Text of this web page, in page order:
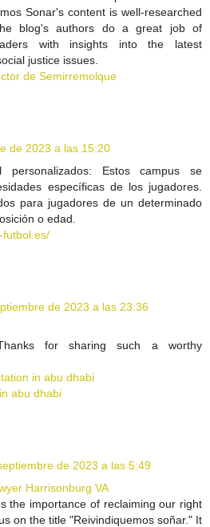
Sonar's content is well-researched
blog's authors do a great job of
with insights into the latest
justice issues.
de Semirremolque
de 2023 a las 15:20
personalizados: Estos campus se
específicas de los jugadores.
para jugadores de un determinado
o edad.
futbol.es/
de 2023 a las 23:36
for sharing such a worthy
in abu dhabi
abu dhabi
de 2023 a las 5:49
Harrisonburg VA
the importance of reclaiming our right
on the title "Reivindiquemos soñar." It